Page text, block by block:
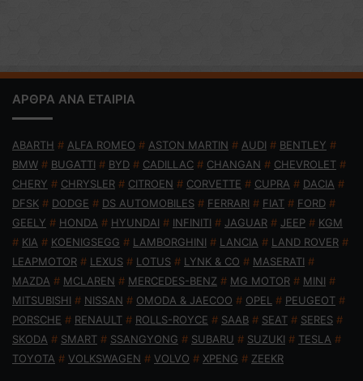
ΑΡΘΡΑ ΑΝΑ ΕΤΑΙΡΙΑ
ABARTH # ALFA ROMEO # ASTON MARTIN # AUDI # BENTLEY #
BMW # BUGATTI # BYD # CADILLAC # CHANGAN # CHEVROLET #
CHERY # CHRYSLER # CITROEN # CORVETTE # CUPRA # DACIA #
DFSK # DODGE # DS AUTOMOBILES # FERRARI # FIAT # FORD #
GEELY # HONDA # HYUNDAI # INFINITI # JAGUAR # JEEP # KGM
# KIA # KOENIGSEGG # LAMBORGHINI # LANCIA # LAND ROVER #
LEAPMOTOR # LEXUS # LOTUS # LYNK & CO # MASERATI #
MAZDA # MCLAREN # MERCEDES-BENZ # MG MOTOR # MINI #
MITSUBISHI # NISSAN # OMODA & JAECOO # OPEL # PEUGEOT #
PORSCHE # RENAULT # ROLLS-ROYCE # SAAB # SEAT # SERES #
SKODA # SMART # SSANGYONG # SUBARU # SUZUKI # TESLA #
TOYOTA # VOLKSWAGEN # VOLVO # XPENG # ZEEKR